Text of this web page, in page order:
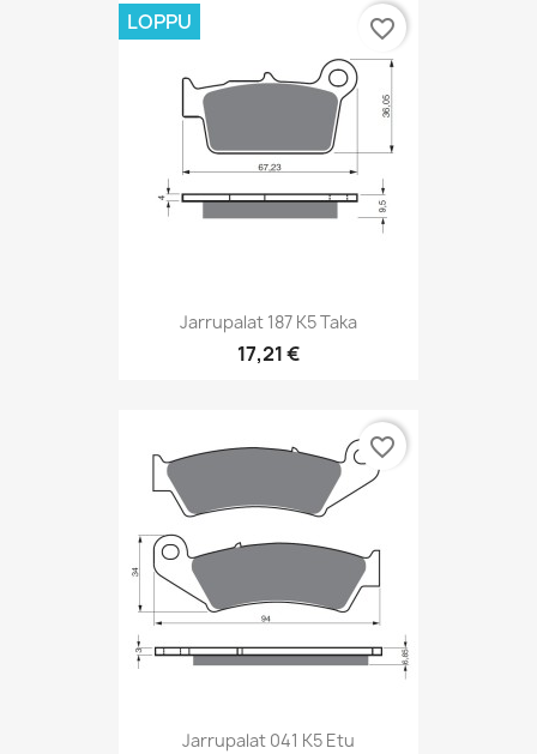
Jarrupalat 187 K5 Taka
17,21 €
LOPPU favorite_border
Jarrupalat 041 K5 Etu
favorite_border